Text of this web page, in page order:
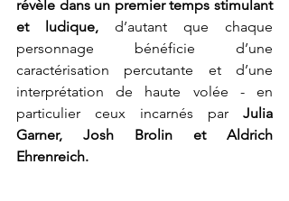
révèle dans un premier temps stimulant
et ludique, d’autant que chaque
personnage bénéficie d’une
caractérisation percutante et d’une
interprétation de haute volée - en
particulier ceux incarnés par Julia
Garner, Josh Brolin et Aldrich
Ehrenreich.